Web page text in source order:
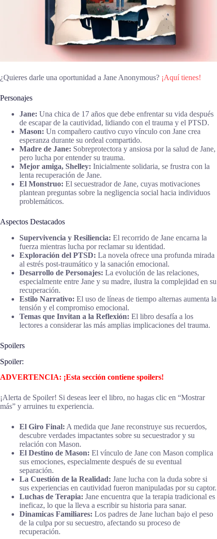
¿Quieres darle una oportunidad a Jane Anonymous? ¡Aquí tienes!
Personajes
Jane: Una chica de 17 años que debe enfrentar su vida después
de escapar de la cautividad, lidiando con el trauma y el PTSD.
Mason: Un compañero cautivo cuyo vínculo con Jane crea
esperanza durante su ordeal compartido.
Madre de Jane: Sobreprotectora y ansiosa por la salud de Jane,
pero lucha por entender su trauma.
Mejor amiga, Shelley: Inicialmente solidaria, se frustra con la
lenta recuperación de Jane.
El Monstruo: El secuestrador de Jane, cuyas motivaciones
plantean preguntas sobre la negligencia social hacia individuos
problemáticos.
Aspectos Destacados
Supervivencia y Resiliencia: El recorrido de Jane encarna la
fuerza mientras lucha por reclamar su identidad.
Exploración del PTSD: La novela ofrece una profunda mirada
al estrés post-traumático y la sanación emocional.
Desarrollo de Personajes: La evolución de las relaciones,
especialmente entre Jane y su madre, ilustra la complejidad en su
recuperación.
Estilo Narrativo: El uso de líneas de tiempo alternas aumenta la
tensión y el compromiso emocional.
Temas que Invitan a la Reflexión: El libro desafía a los
lectores a considerar las más amplias implicaciones del trauma.
Spoilers
Spoiler:
ADVERTENCIA: ¡Esta sección contiene spoilers!
¡Alerta de Spoiler! Si deseas leer el libro, no hagas clic en “Mostrar
más” y arruines tu experiencia.
El Giro Final: A medida que Jane reconstruye sus recuerdos,
descubre verdades impactantes sobre su secuestrador y su
relación con Mason.
El Destino de Mason: El vínculo de Jane con Mason complica
sus emociones, especialmente después de su eventual
separación.
La Cuestión de la Realidad: Jane lucha con la duda sobre si
sus experiencias en cautividad fueron manipuladas por su captor.
Luchas de Terapia: Jane encuentra que la terapia tradicional es
ineficaz, lo que la lleva a escribir su historia para sanar.
Dinamicas Familiares: Los padres de Jane luchan bajo el peso
de la culpa por su secuestro, afectando su proceso de
recuperación.